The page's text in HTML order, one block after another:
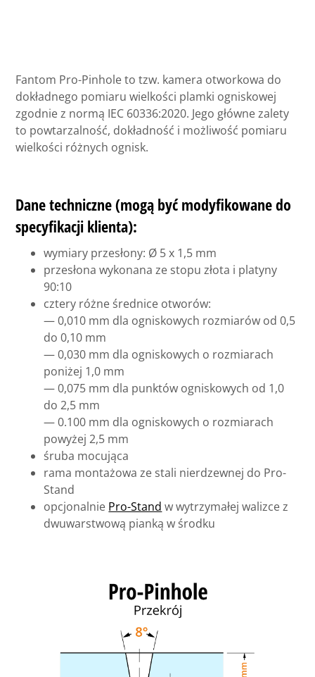
Fantom Pro-Pinhole to tzw. kamera otworkowa do
dokładnego pomiaru wielkości plamki ogniskowej
zgodnie z normą IEC 60336:2020. Jego główne zalety
to powtarzalność, dokładność i możliwość pomiaru
wielkości różnych ognisk.
Dane techniczne (mogą być modyfikowane do
specyfikacji klienta):
wymiary przesłony: Ø 5 x 1,5 mm
przesłona wykonana ze stopu złota i platyny
90:10
cztery różne średnice otworów:
— 0,010 mm dla ogniskowych rozmiarów od 0,5
do 0,10 mm
— 0,030 mm dla ogniskowych o rozmiarach
poniżej 1,0 mm
— 0,075 mm dla punktów ogniskowych od 1,0
do 2,5 mm
— 0.100 mm dla ogniskowych o rozmiarach
powyżej 2,5 mm
śruba mocująca
rama montażowa ze stali nierdzewnej do Pro-
Stand
opcjonalnie Pro-Stand w wytrzymałej walizce z
dwuwarstwową pianką w środku